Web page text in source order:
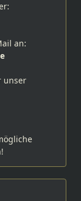
an:
unser